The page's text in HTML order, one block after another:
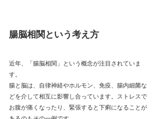
腸脳相関という考え方
近年、「腸脳相関」という概念が注目されていま
す。
腸と脳は、自律神経やホルモン、免疫、腸内細菌な
どを介して相互に影響し合っています。ストレスで
お腹が痛くなったり、緊張すると下痢になることが